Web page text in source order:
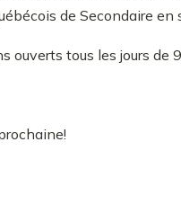
de Secondaire en
ouverts tous les jours de